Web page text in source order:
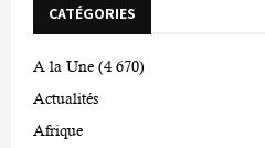
CATÉGORIES
A la Une (4 670)
Actualités
Afrique